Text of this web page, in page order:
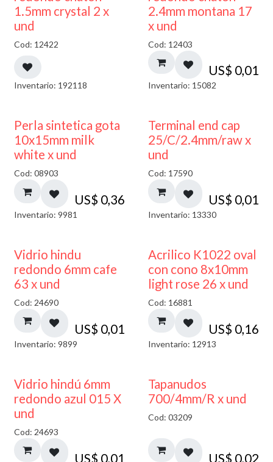
1.5mm crystal 2 x
und
Cod: 12422
Inventario: 192118
2.4mm montana 17
x und
Cod: 12403
US$ 0,01
Inventario: 15082
Perla sintetica gota
10x15mm milk
white x und
Cod: 08903
US$ 0,36
Inventario: 9981
Terminal end cap
25/C/2.4mm/raw x
und
Cod: 17590
US$ 0,01
Inventario: 13330
40% DESCUENTO
Vidrio hindu
redondo 6mm cafe
63 x und
Cod: 24690
US$ 0,01
Inventario: 9899
Acrilico K1022 oval
con cono 8x10mm
light rose 26 x und
Cod: 16881
US$ 0,16
Inventario: 12913
40% DESCUENTO
Vidrio hindú 6mm
redondo azul 015 X
und
Cod: 24693
US$ 0,01
Tapanudos
700/4mm/R x und
Cod: 03209
US$ 0,02